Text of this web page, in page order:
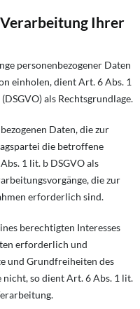
Ihrer
personenbezogener Daten
einholen, dient Art. 6 Abs. 1
als Rechtsgrundlage.
Daten, die zur
die betroffene
1 lit. b DSGVO als
die zur
erforderlich sind.
berechtigten Interesses
erforderlich und
und Grundfreiheiten des
nicht, so dient Art. 6 Abs. 1 lit.